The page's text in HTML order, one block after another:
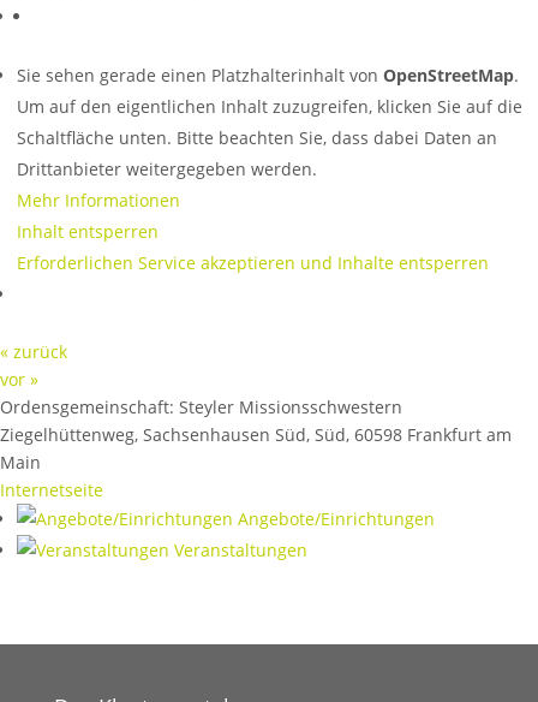
Sie sehen gerade einen Platzhalterinhalt von OpenStreetMap.
Um auf den eigentlichen Inhalt zuzugreifen, klicken Sie auf die
Schaltfläche unten. Bitte beachten Sie, dass dabei Daten an
Drittanbieter weitergegeben werden.
Mehr Informationen
Inhalt entsperren
Erforderlichen Service akzeptieren und Inhalte entsperren
« zurück
vor »
Ordensgemeinschaft: Steyler Missionsschwestern
Ziegelhüttenweg, Sachsenhausen Süd, Süd, 60598 Frankfurt am
Main
Internetseite
Angebote/Einrichtungen
Veranstaltungen